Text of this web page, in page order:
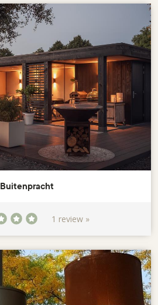
Buitenpracht
1 review »